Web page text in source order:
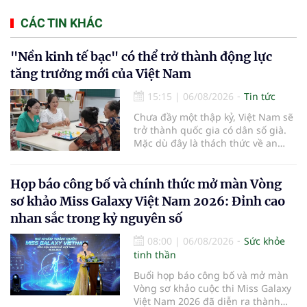
CÁC TIN KHÁC
"Nền kinh tế bạc" có thể trở thành động lực
tăng trưởng mới của Việt Nam
15:15 | 06/08/2026
Tin tức
Chưa đầy một thập kỷ, Việt Nam sẽ
trở thành quốc gia có dân số già.
Mặc dù đây là thách thức về an
có giá trị hàng tỷ USD.
Họp báo công bố và chính thức mở màn Vòng
sơ khảo Miss Galaxy Việt Nam 2026: Đỉnh cao
nhan sắc trong kỷ nguyên số
08:00 | 06/08/2026
Sức khỏe
tinh thần
Buổi họp báo công bố và mở màn
Vòng sơ khảo cuộc thi Miss Galaxy
Việt Nam 2026 đã diễn ra thành